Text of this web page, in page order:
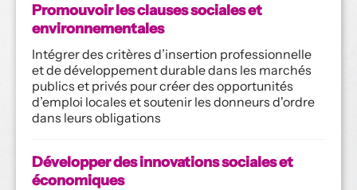
Promouvoir les clauses sociales et
environnementales
Intégrer des critères d’insertion professionnelle
et de développement durable dans les marchés
publics et privés pour créer des opportunités
d’emploi locales et soutenir les donneurs d'ordre
dans leurs obligations
Développer des innovations sociales et
économiques